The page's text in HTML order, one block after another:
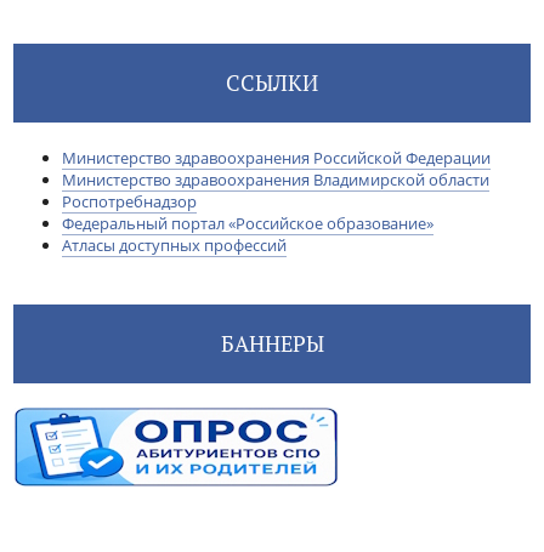
ССЫЛКИ
Министерство здравоохранения Российской Федерации
Министерство здравоохранения Владимирской области
Роспотребнадзор
Федеральный портал «Российское образование»
Атласы доступных профессий
БАННЕРЫ